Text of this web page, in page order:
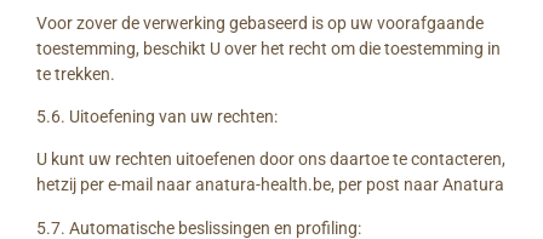
Voor zover de verwerking gebaseerd is op uw voorafgaande
toestemming, beschikt U over het recht om die toestemming in
te trekken.
5.6. Uitoefening van uw rechten:
U kunt uw rechten uitoefenen door ons daartoe te contacteren,
hetzij per e-mail naar anatura-health.be, per post naar Anatura
5.7. Automatische beslissingen en profiling: